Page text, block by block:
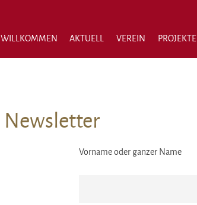
WILLKOMMEN
AKTUELL VEREIN PROJEKTE
NewsletterNewsletter
Vorname oder ganzer Name